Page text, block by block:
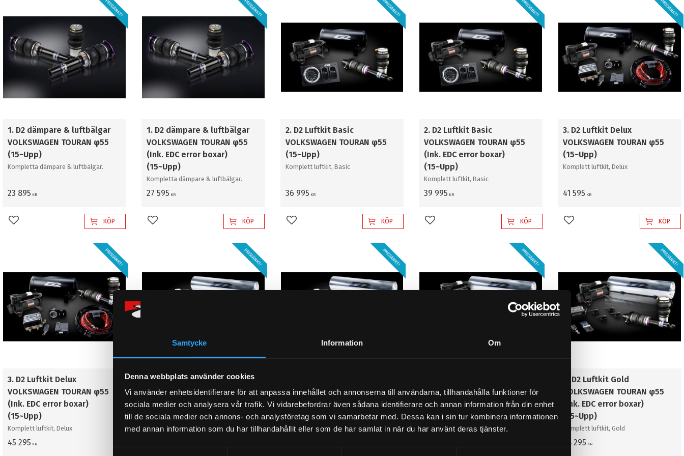
Samtycke Information Om
Denna webbplats använder cookies
Vi använder enhetsidentifierare för att anpassa innehållet och annonserna till användarna, tillhandahålla funktioner för
sociala medier och analysera vår trafik. Vi vidarebefordrar även sådana identifierare och annan information från din enhet
till de sociala medier och annons- och analysföretag som vi samarbetar med. Dessa kan i sin tur kombinera informationen
med annan information som du har tillhandahållit eller som de har samlat in när du har använt deras tjänster.
2
Super Professional
1. D2 dämpare & luftbälgar
VOLKSWAGEN TOURAN φ55
(15~Upp)
Kompletta dämpare & luftbälgar.
23 895 KR
PRISSÄNKT!
Lägg till i favoriter KÖP
1. D2 dämpare & luftbälgar
VOLKSWAGEN TOURAN φ55
(Ink. EDC error boxar)
(15~Upp)
Kompletta dämpare & luftbälgar.
27 595 KR
PRISSÄNKT!
Lägg till i favoriter KÖP
2. D2 Luftkit Basic
VOLKSWAGEN TOURAN φ55
(15~Upp)
Komplett luftkit, Basic
36 995 KR
PRISSÄNKT!
Lägg till i favoriter KÖP
2. D2 Luftkit Basic
VOLKSWAGEN TOURAN φ55
(Ink. EDC error boxar)
(15~Upp)
Komplett luftkit, Basic
39 995 KR
PRISSÄNKT!
Lägg till i favoriter KÖP
3. D2 Luftkit Delux
VOLKSWAGEN TOURAN φ55
(15~Upp)
Komplett luftkit, Delux
41 595 KR
PRISSÄNKT!
Lägg till i favoriter KÖP
3. D2 Luftkit Delux
VOLKSWAGEN TOURAN φ55
(Ink. EDC error boxar)
(15~Upp)
Komplett luftkit, Delux
45 295 KR
PRISSÄNKT!
4. D2 Luftkit Pro
VOLKSWAGEN TOURAN φ55
(15~Upp)
Komplett luftkit, Professional
PRISSÄNKT!
VOLKSWAGEN TOURAN φ55
(Ink. EDC error boxar)
(15~Upp)
Komplett luftkit, Professional
PRISSÄNKT!
VOLKSWAGEN TOURAN φ55
(15~Upp)
Komplett luftkit, Gold
PRISSÄNKT!
5. D2 Luftkit Gold
VOLKSWAGEN TOURAN φ55
(Ink. EDC error boxar)
(15~Upp)
Komplett luftkit, Gold
58 295 KR
PRISSÄNKT!